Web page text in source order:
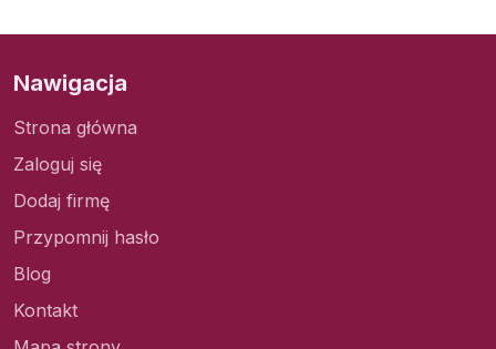
Nawigacja
Strona główna
Zaloguj się
Dodaj firmę
Przypomnij hasło
Blog
Kontakt